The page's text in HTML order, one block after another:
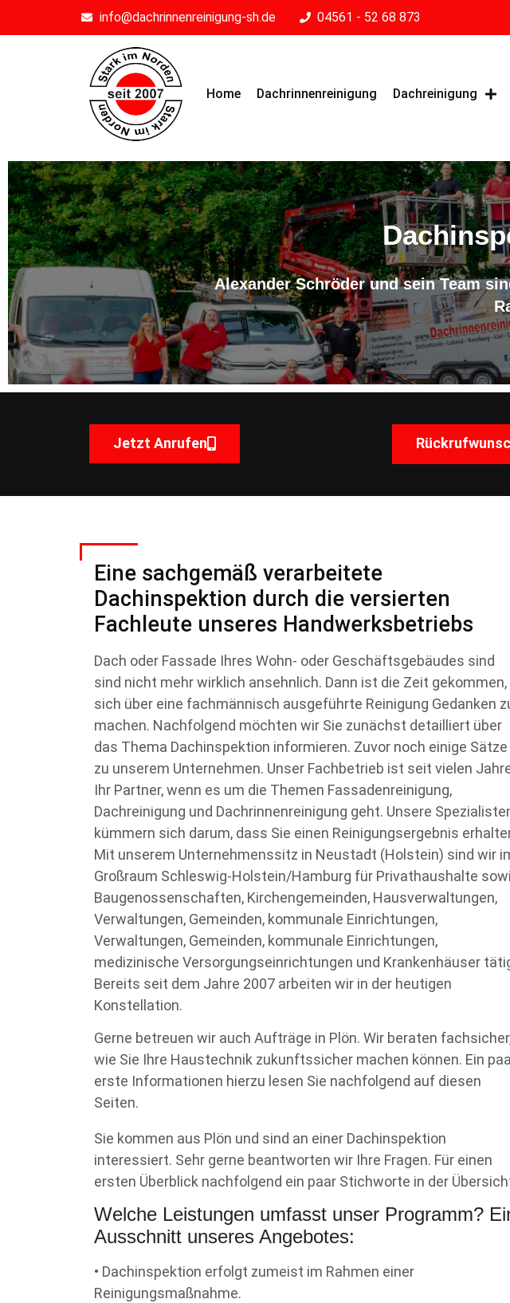
info@dachrinnenreinigung-sh.de 04561 - 52 68 873
Home Dachrinnenreinigung Dachreinigung
Alexander Schröder und sein Team
Jetzt Anrufen
Eine sachgemäß verarbeitete
Dachinspektion durch die versierten
Fachleute unseres Handwerksbetriebs
Dach oder Fassade Ihres Wohn- oder Geschäftsgebäudes sind
sind nicht mehr wirklich ansehnlich. Dann ist die Zeit gekommen,
sich über eine fachmännisch ausgeführte Reinigung Gedanken
machen. Nachfolgend möchten wir Sie zunächst detailliert über
das Thema Dachinspektion informieren. Zuvor noch einige Sätze
zu unserem Unternehmen. Unser Fachbetrieb ist seit vielen
Ihr Partner, wenn es um die Themen Fassadenreinigung,
Dachreinigung und Dachrinnenreinigung geht. Unsere
kümmern sich darum, dass Sie einen Reinigungsergebnis
Mit unserem Unternehmenssitz in Neustadt (Holstein) sind wir
Großraum Schleswig-Holstein/Hamburg für Privathaushalte
Baugenossenschaften, Kirchengemeinden, Hausverwaltungen,
Verwaltungen, Gemeinden, kommunale Einrichtungen,
Verwaltungen, Gemeinden, kommunale Einrichtungen,
medizinische Versorgungseinrichtungen und Krankenhäuser
Bereits seit dem Jahre 2007 arbeiten wir in der heutigen
Konstellation.
Gerne betreuen wir auch Aufträge in Plön. Wir beraten
wie Sie Ihre Haustechnik zukunftssicher machen können. Ein
erste Informationen hierzu lesen Sie nachfolgend auf diesen
Seiten.
Sie kommen aus Plön und sind an einer Dachinspektion
interessiert. Sehr gerne beantworten wir Ihre Fragen. Für einen
ersten Überblick nachfolgend ein paar Stichworte in der
Welche Leistungen umfasst unser Programm?
Ausschnitt unseres Angebotes:
• Dachinspektion erfolgt zumeist im Rahmen einer
Reinigungsmaßnahme.